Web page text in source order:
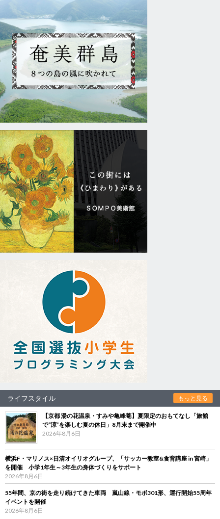
ライフスタイル もっと見る
【京都 湯の花温泉・すみや亀峰菴】夏限定のおもてなし「旅館
で“涼”を楽しむ夏の休日」8月末まで開催中
2026年8月6日
横浜F・マリノス×日清オイリオグループ、「サッカー教室&食育講座 in 宮崎」
を開催 小学1年生～3年生の身体づくりをサポート
2026年8月6日
55年間、京の街を走り続けてきた車両 嵐山線・モボ301形、運行開始55周年
イベントを開催
2026年8月6日